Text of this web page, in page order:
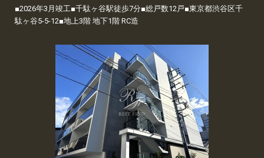
■2026年3月竣工■千駄ヶ谷駅徒歩7分■総戸数12戸■東京都渋谷区千
駄ヶ谷5-5-12■地上3階 地下1階 RC造